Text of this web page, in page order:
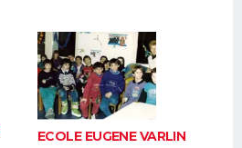
ECOLE EUGENE VARLIN